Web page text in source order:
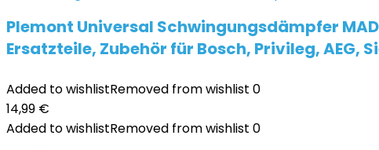
Plemont Universal Schwingungsdämpfer
Ersatzteile, Zubehör für Bosch, Privileg, AEG,
Added to wishlistRemoved from wishlist 0
14,99 €
Added to wishlistRemoved from wishlist 0